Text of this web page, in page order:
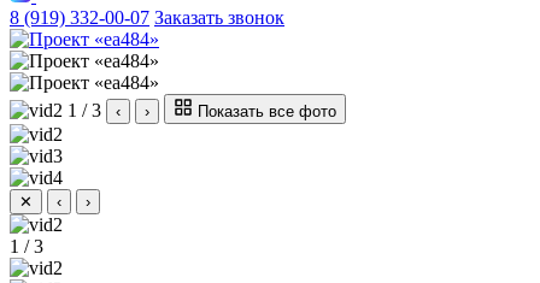
8 (919) 332-00-07 Заказать звонок
1 / 3 ‹ › Показать все фото
✕ ‹ ›
1 / 3